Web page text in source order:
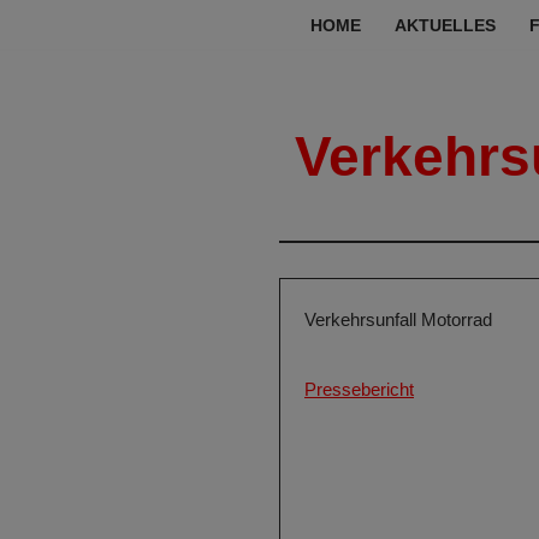
HOME AKTUELLES
Verkehrsunfall Motorrad
Pressebericht